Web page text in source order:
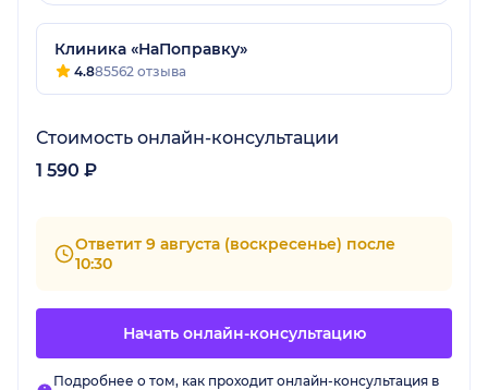
Клиника «НаПоправку»
4.885562 отзыва
Стоимость онлайн-консультации
1 590 ₽
Ответит 9 августа (воскресенье) после
10:30
Начать онлайн-консультацию
Подробнее о том, как проходит онлайн-консультация в